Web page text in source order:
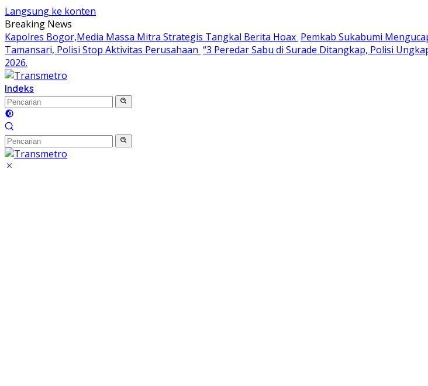
Langsung ke konten
Breaking News
Kapolres Bogor,Media Massa Mitra Strategis Tangkal Berita Hoax Pemkab Sukabumi
Tamansari, Polisi Stop Aktivitas Perusahaan “3 Peredar Sabu di Surade Ditangkap, Polisi
2026.
Indeks